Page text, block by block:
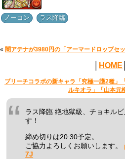
ノーコン ラス降臨
« 闇アテナが3980円の「アーマードロップセ
HOME
ブリーチコラボの新キャラ「究極一護2種」
ルキオラ」「山本元
ラス降臨 絶地獄級、チョキル
す！
締め切りは20:30予定。
ご協力よろしくお願いします。
7J